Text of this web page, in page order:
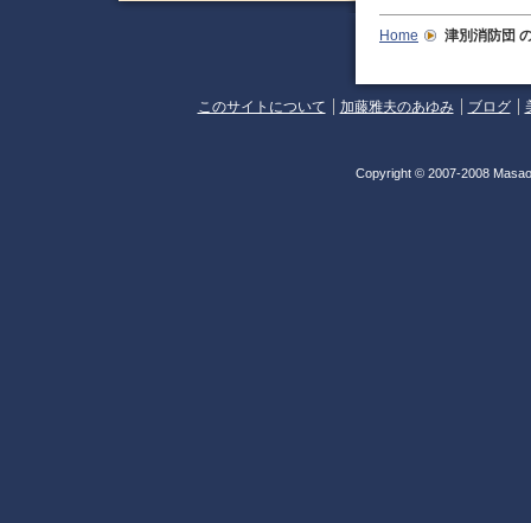
Home 津別消防団
このサイトについて 加藤雅夫のあゆみ ブログ
Copyright © 2007-2008